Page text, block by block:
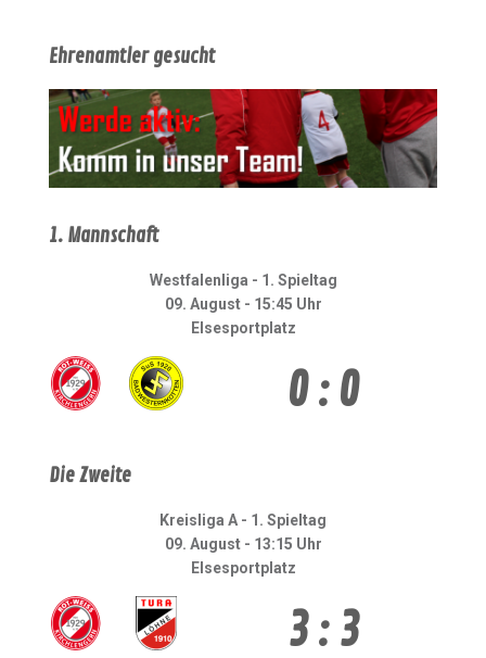
Ehrenamtler gesucht
1. Mannschaft
Westfalenliga - 1. Spieltag
09. August - 15:45 Uhr
Elsesportplatz
0 : 0
Die Zweite
Kreisliga A - 1. Spieltag
09. August - 13:15 Uhr
Elsesportplatz
3 : 3